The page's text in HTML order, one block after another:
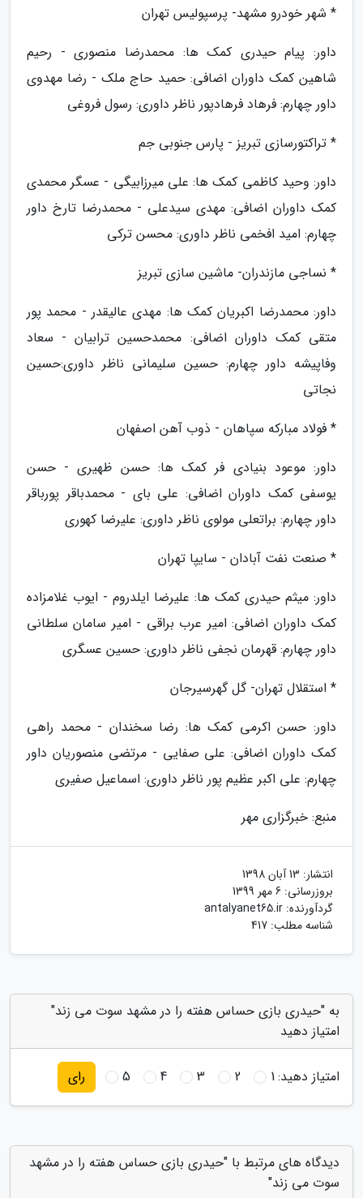
* شهر خودرو مشهد- پرسپولیس تهران
داور: پیام حیدری کمک ها: محمدرضا منصوری - رحیم
شاهین کمک داوران اضافی: حمید حاج ملک - رضا مهدوی
داور چهارم: فرهاد فرهادپور ناظر داوری: رسول فروغی
* تراکتورسازی تبریز - پارس جنوبی جم
داور: وحید کاظمی کمک ها: علی میرزابیگی - عسگر محمدی
کمک داوران اضافی: مهدی سیدعلی - محمدرضا تارخ داور
چهارم: امید افخمی ناظر داوری: محسن ترکی
* نساجی مازندران- ماشین سازی تبریز
داور: محمدرضا اکبریان کمک ها: مهدی عالیقدر - محمد پور
متقی کمک داوران اضافی: محمدحسین ترابیان - سعاد
وفاپیشه داور چهارم: حسین سلیمانی ناظر داوری:حسین
نجاتی
* فولاد مبارکه سپاهان - ذوب آهن اصفهان
داور: موعود بنیادی فر کمک ها: حسن ظهیری - حسن
یوسفی کمک داوران اضافی: علی بای - محمدباقر پورباقر
داور چهارم: براتعلی مولوی ناظر داوری: علیرضا کهوری
* صنعت نفت آبادان - سایپا تهران
داور: میثم حیدری کمک ها: علیرضا ایلدروم - ایوب غلامزاده
کمک داوران اضافی: امیر عرب براقی - امیر سامان سلطانی
داور چهارم: قهرمان نجفی ناظر داوری: حسین عسگری
* استقلال تهران- گل گهرسیرجان
داور: حسن اکرمی کمک ها: رضا سخندان - محمد راهی
کمک داوران اضافی: علی صفایی - مرتضی منصوریان داور
چهارم: علی اکبر عظیم پور ناظر داوری: اسماعیل صفیری
منبع: خبرگزاری مهر
انتشار: 13 آبان 1398
بروزرسانی: 6 مهر 1399
گردآورنده: antalyanet65.ir
شناسه مطلب: 417
به "حیدری بازی حساس هفته را در مشهد سوت می زند"
امتیاز دهید
امتیاز دهید:1
2
3
4
5 رای
دیدگاه های مرتبط با "حیدری بازی حساس هفته را در مشهد
سوت می زند"